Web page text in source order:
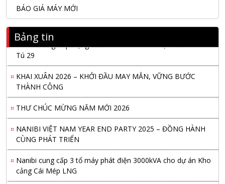
BÁO GIÁ MÁY MỚI
Bảng tin
Nanibi Cung Cấp Động Cơ Weichai Cho Tàu Vận Tải Minh
Tú 29
KHAI XUÂN 2026 – KHỞI ĐẦU MAY MẮN, VỮNG BƯỚC
THÀNH CÔNG
THƯ CHÚC MỪNG NĂM MỚI 2026
NANIBI VIỆT NAM YEAR END PARTY 2025 – ĐỒNG HÀNH
CÙNG PHÁT TRIỂN
Nanibi cung cấp 3 tổ máy phát điện 3000kVA cho dự án Kho
cảng Cái Mép LNG